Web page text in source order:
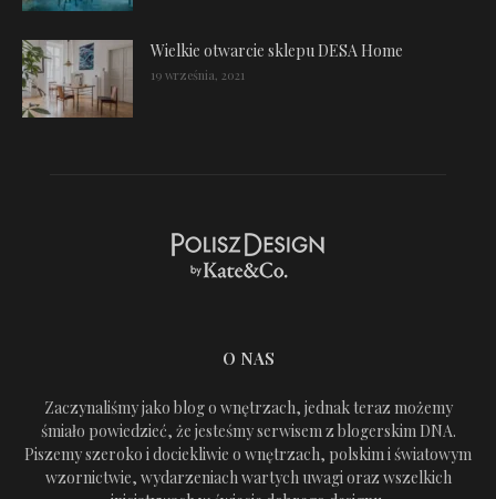
Wielkie otwarcie sklepu DESA Home
19 września, 2021
O NAS
Zaczynaliśmy jako blog o wnętrzach, jednak teraz możemy
śmiało powiedzieć, że jesteśmy serwisem z blogerskim DNA.
Piszemy szeroko i dociekliwie o wnętrzach, polskim i światowym
wzornictwie, wydarzeniach wartych uwagi oraz wszelkich